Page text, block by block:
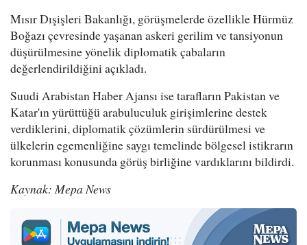
Mısır Dışişleri Bakanlığı, görüşmelerde özellikle Hürmüz
Boğazı çevresinde yaşanan askeri gerilim ve tansiyonun
düşürülmesine yönelik diplomatik çabaların
değerlendirildiğini açıkladı.
Suudi Arabistan Haber Ajansı ise tarafların Pakistan ve
Katar'ın yürüttüğü arabuluculuk girişimlerine destek
verdiklerini, diplomatik çözümlerin sürdürülmesi ve
ülkelerin egemenliğine saygı temelinde bölgesel istikrarın
korunması konusunda görüş birliğine vardıklarını bildirdi.
Kaynak: Mepa News